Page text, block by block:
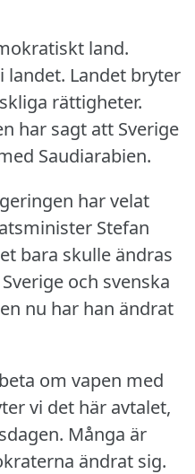
land.
landet. Landet bryter
rättigheter.
har sagt att Sverige
Saudiarabien.
har velat
Stefan
bara skulle ändras
och svenska
nu har han ändrat
om vapen med
vi det här avtalet,
Många är
ändrat sig.